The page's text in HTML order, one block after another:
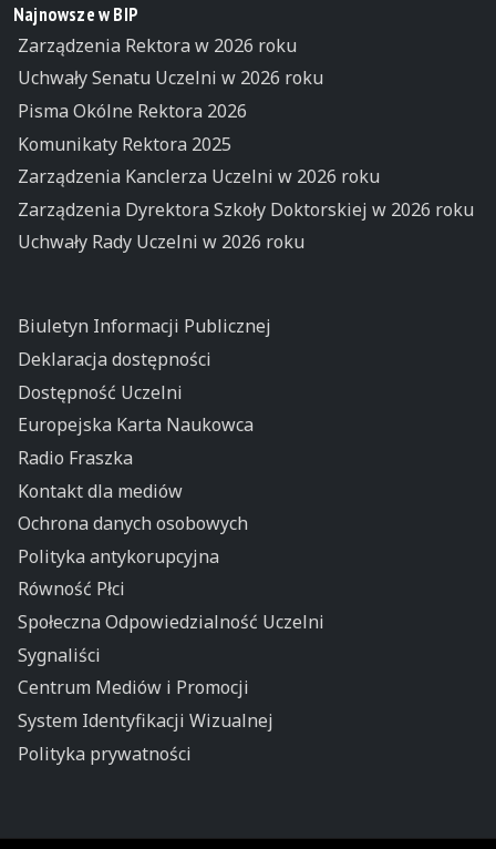
Najnowsze w BIP
Zarządzenia Rektora w 2026 roku
Uchwały Senatu Uczelni w 2026 roku
Pisma Okólne Rektora 2026
Komunikaty Rektora 2025
Zarządzenia Kanclerza Uczelni w 2026 roku
Zarządzenia Dyrektora Szkoły Doktorskiej w 2026 roku
Uchwały Rady Uczelni w 2026 roku
Biuletyn Informacji Publicznej
Deklaracja dostępności
Dostępność Uczelni
Europejska Karta Naukowca
Radio Fraszka
Kontakt dla mediów
Ochrona danych osobowych
Polityka antykorupcyjna
Równość Płci
Społeczna Odpowiedzialność Uczelni
Sygnaliści
Centrum Mediów i Promocji
System Identyfikacji Wizualnej
Polityka prywatności